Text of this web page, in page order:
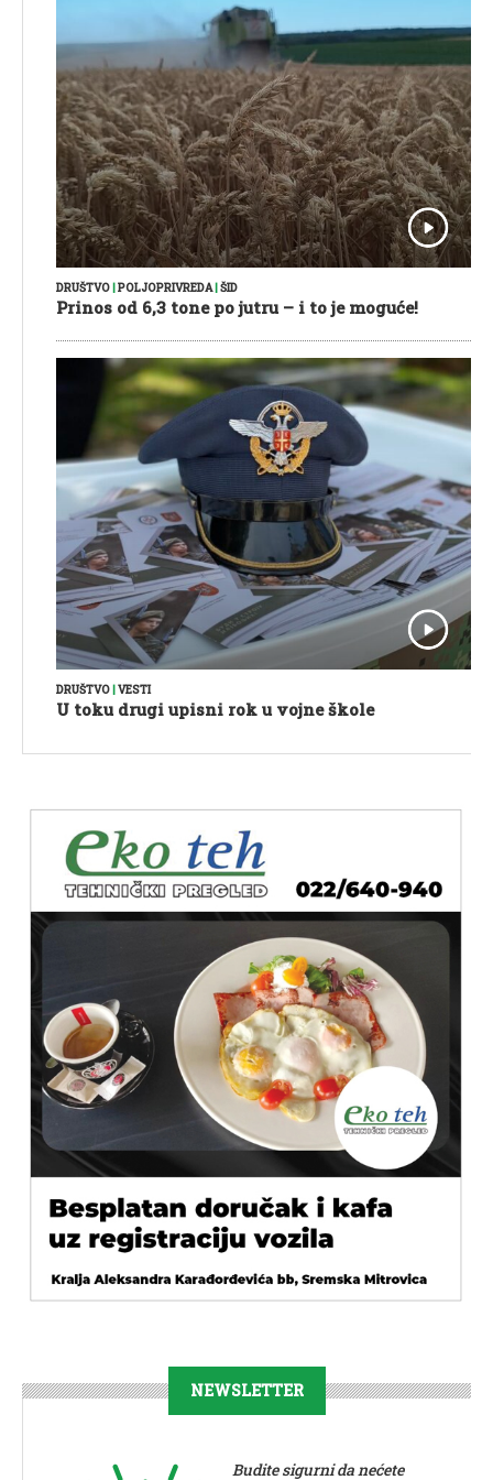
DRUŠTVO POLJOPRIVREDA| ŠID
Prinos od 6,3 tone po jutru – i to je moguće!
DRUŠTVO VESTI
U toku drugi upisni rok u vojne škole
NEWSLETTER
Budite sigurni da nećete